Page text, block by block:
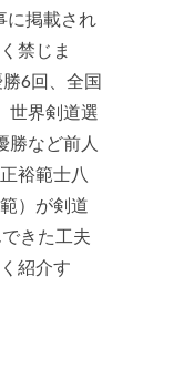
に掲載され
禁じま
6回、全国
世界剣道選
勝など前人
裕範士八
）が剣道
きた工夫
紹介す